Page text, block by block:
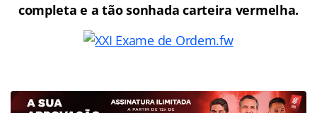
completa e a tão sonhada carteira vermelha.